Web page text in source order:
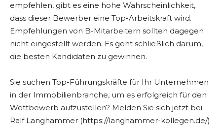
empfehlen, gibt es eine hohe Wahrscheinlichkeit,
dass dieser Bewerber eine Top-Arbeitskraft wird.
Empfehlungen von B-Mitarbeitern sollten dagegen
nicht eingestellt werden. Es geht schließlich darum,
die besten Kandidaten zu gewinnen.
Sie suchen Top-Führungskräfte für Ihr Unternehmen
in der Immobilienbranche, um es erfolgreich für den
Wettbewerb aufzustellen? Melden Sie sich jetzt bei
Ralf Langhammer (https://langhammer-kollegen.de/)